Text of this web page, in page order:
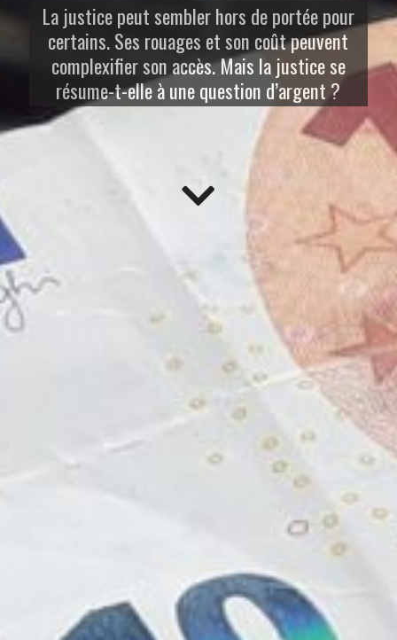
La justice peut sembler hors de portée pour
certains. Ses rouages et son coût peuvent
complexifier son accès. Mais la justice se
résume-t-elle à une question d’argent ?